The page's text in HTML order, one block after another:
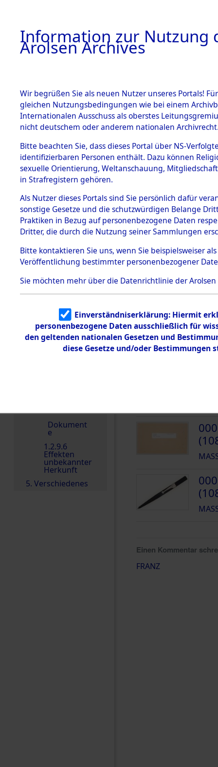
BESTÄNDE
1.
Inhaftierungsdoku
mente
1.2.9 Beim ITS
verwahrte
1.2.9.1
Effekten aus
dem KZ
Dachau
Effekten aus
dem KZ
Dachau,
Landesentsch
ädigungsamt
Effekten aus
dem KZ
Neuengamm
e
1.2.9.4
Effekten nicht
Dokument
e
1.2.9.6
Effekten
unbekannter
Herkunft
5. Verschiedenes
3Akten
FRANZ
Land
Deutschland
Die Personalien des
wurden nach der
Inventarisierung und
DOKUMENTE
Einen Kommentar
FRANZ
Information zur Nutzung
Arolsen Archives
Wir begrüßen Sie als neuen Nutzer unseres Portals!
gleichen Nutzungsbedingungen wie bei einem
Internationalen Ausschuss als oberstes
nicht deutschem oder anderem nationalen
Bitte beachten Sie, dass dieses Portal über NS-
identifizierbaren Personen enthält. Dazu können
sexuelle Orientierung, Weltanschauung,
in Strafregistern gehören.
Als Nutzer dieses Portals sind Sie persönlich dafür
sonstige Gesetze und die schutzwürdigen Belange
Praktiken in Bezug auf personenbezogene Daten
Dritter, die durch die Nutzung seiner Sammlungen
Bitte kontaktieren Sie uns, wenn Sie beispielsweiser
Veröffentlichung bestimmter personenbezogener
Sie möchten mehr über die Datenrichtlinie der Arolsen
Einverständniserklärung: Hiermit
personenbezogene Daten ausschließlich für
den geltenden nationalen Gesetzen und
diese Gesetze und/oder Bestimmungen